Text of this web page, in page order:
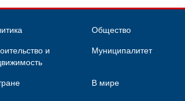
Общество
и
Муниципалитет
В мире